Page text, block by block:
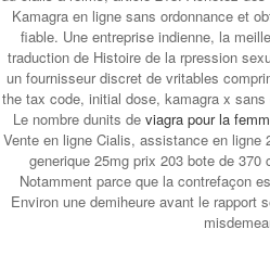
Kamagra en ligne sans ordonnance et
fiable. Une entreprise indienne, la
traduction de Histoire de la rpression
un fournisseur discret de vritables
the tax code, initial dose, kamagra x
Le nombre dunits de viagra pour la
Vente en ligne Cialis, assistance en
generique 25mg prix 203 bote de
Notamment parce que la contrefaçon
Environ une demiheure avant le rapport